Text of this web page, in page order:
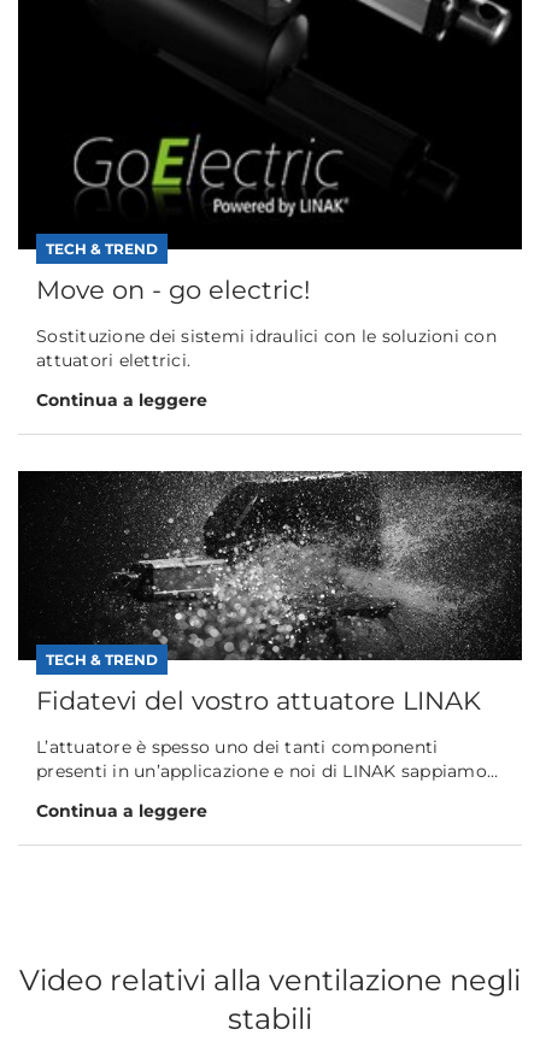
TECH & TREND
Move on - go electric!
Sostituzione dei sistemi idraulici con le soluzioni con
attuatori elettrici.
Continua a leggere
TECH & TREND
Fidatevi del vostro attuatore LINAK
L’attuatore è spesso uno dei tanti componenti
presenti in un’applicazione e noi di LINAK sappiamo...
Continua a leggere
Video relativi alla ventilazione negli
stabili